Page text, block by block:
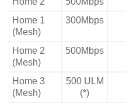
Home 1
(Mesh)
300Mbps
Home 2
(Mesh)
500Mbps
Home 3
(Mesh)
500 ULM
(*)